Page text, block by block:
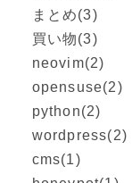
まとめ(3)
買い物(3)
neovim(2)
opensuse(2)
python(2)
wordpress(2)
cms(1)